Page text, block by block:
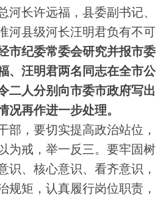
河长许远福，县委副书记、
河县级河长汪明君负有不可
市纪委常委会研究并报市委
、汪明君两名同志在全市公
二人分别向市委市政府写出
况再作进一步处理。
，要切实提高政治站位，
为戒，举一反三。要牢固树
识、核心意识、看齐意识，
规矩，认真履行岗位职责，